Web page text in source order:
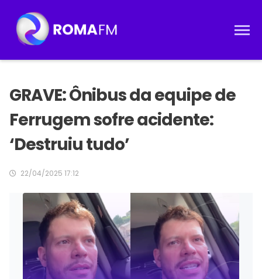
GRAVE: Ônibus da equipe de
Ferrugem sofre acidente:
‘Destruiu tudo’
22/04/2025 17:12